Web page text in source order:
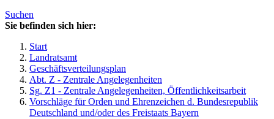
Suchen
Sie befinden sich hier:
Start
Landratsamt
Geschäftsverteilungsplan
Abt. Z - Zentrale Angelegenheiten
Sg. Z1 - Zentrale Angelegenheiten, Öffentlichkeitsarbeit
Vorschläge für Orden und Ehrenzeichen d. Bundesrepublik
Deutschland und/oder des Freistaats Bayern